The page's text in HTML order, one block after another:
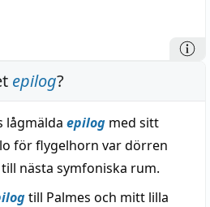
epilog?
lågmälda epilog med sitt
för flygelhorn var dörren
nästa symfoniska rum.
till Palmes och mitt lilla